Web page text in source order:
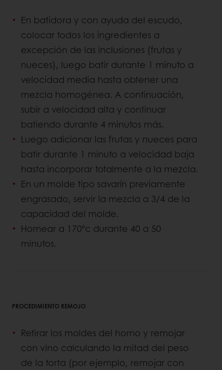
En batidora y con ayuda del escudo,
colocar todos los ingredientes a
excepción de las inclusiones (frutas y
nueces), luego batir durante 1 minuto a
velocidad media hasta obtener una
mezcla homogénea. A continuación,
subir a velocidad alta y continuar
batiendo durante 4 minutos más.
Luego adicionar las frutas y nueces para
batir durante 1 minuto a velocidad baja
hasta incorporar totalmente a la mezcla.
En un molde tipo savarín previamente
engrasado, servir la mezcla a 3/4 de la
capacidad del molde.
Hornear a 170°c durante 40 a 50
minutos.
PROCEDIMIENTO REMOJO
Retirar los moldes del horno y remojar
con vino calculando la mitad del peso
de la torta (por ejemplo, remojar con